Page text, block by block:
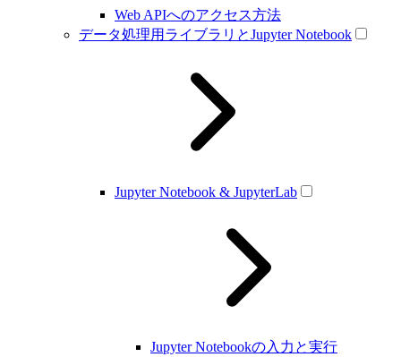
Web APIへのアクセス方法
データ処理用ライブラリとJupyter Notebook
Jupyter Notebook & JupyterLab
Jupyter Notebookの入力と実行